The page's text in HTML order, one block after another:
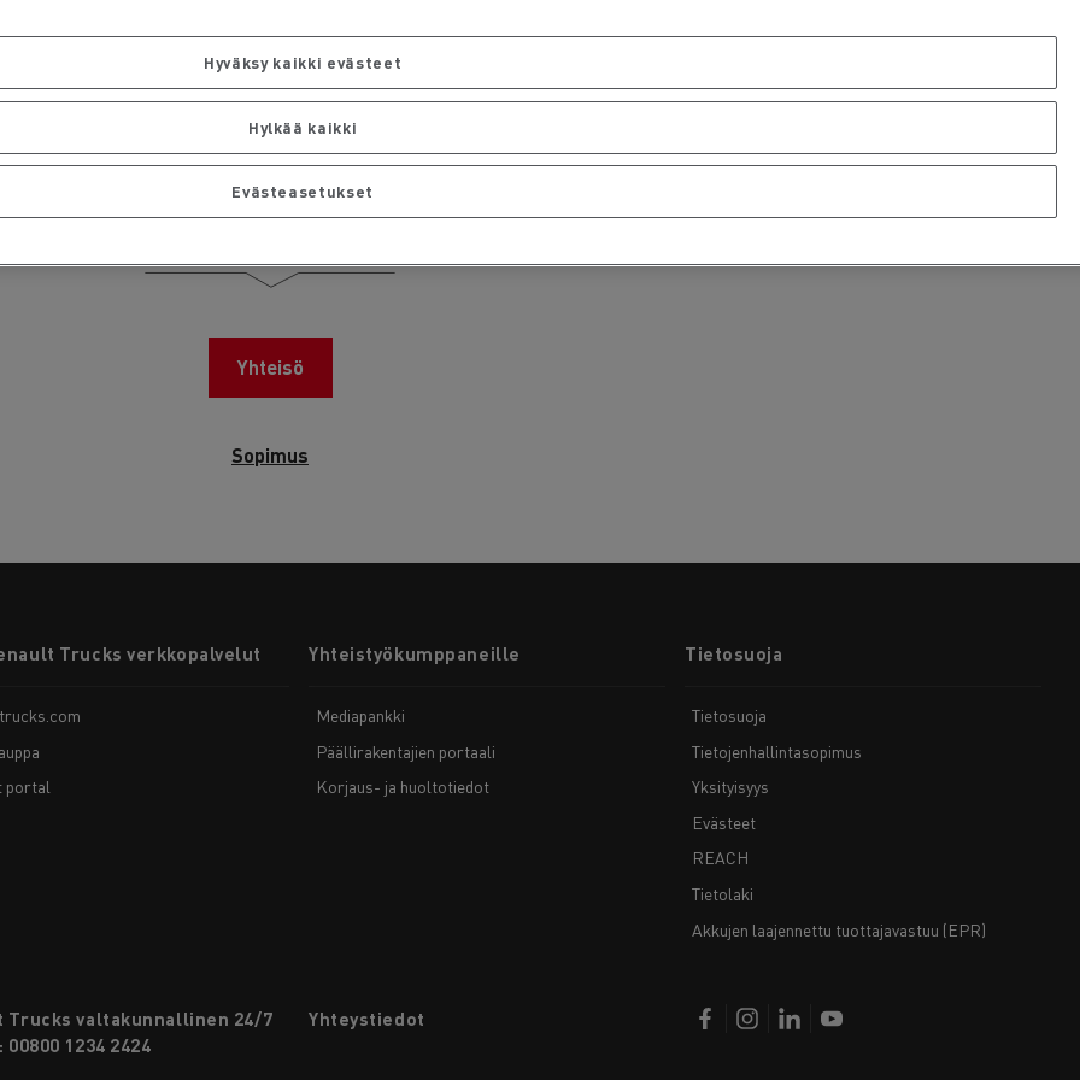
Kuvia yhteisöstämme
Yhteisö
Sopimus
Trucks verkkopalvelut
portal
Yhteistyökumppaneille
Mediapankki
Päällirakentajien portaali
Korjaus- ja huoltotiedot
Tietosuoja
Tietosuoja
Tietojenhallintasopimus
Yksityisyys
Evästeet
REACH
Tietolaki
Akkujen laajennettu tuottajavastuu (EPR)
Trucks valtakunnallinen 24/7
1234 2424
Yhteystiedot
Hyväksy kaikki evästeet
Hylkää kaikki
Evästeasetukset